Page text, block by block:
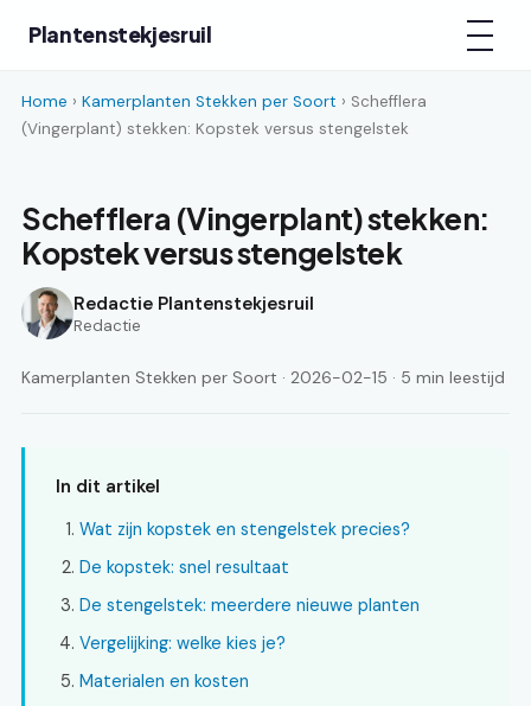
Plantenstekjesruil
Home › Kamerplanten Stekken per Soort › Schefflera
(Vingerplant) stekken: Kopstek versus stengelstek
Schefflera (Vingerplant) stekken:
Kopstek versus stengelstek
Redactie Plantenstekjesruil
Redactie
Kamerplanten Stekken per Soort · 2026-02-15 · 5 min leestijd
In dit artikel
Wat zijn kopstek en stengelstek precies?
De kopstek: snel resultaat
De stengelstek: meerdere nieuwe planten
Vergelijking: welke kies je?
Materialen en kosten